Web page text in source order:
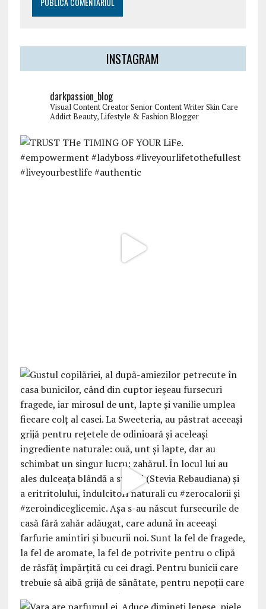
INSTAGRAM
darkpassion_blog
Visual Content CreatorSenior Content WriterSkin Care
AddictBeauty, Lifestyle & Fashion Blogger